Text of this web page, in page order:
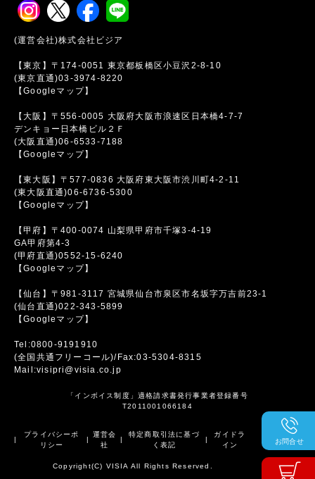
お問合せ
(運営会社)株式会社ビジア
【東京】〒174-0051 東京都板橋区小豆沢2-8-10
(東京直通)03-3974-8220
【Googleマップ】
【大阪】〒556-0005 大阪府大阪市浪速区日本橋4-7-7
デンキョー日本橋ビル２Ｆ
(大阪直通)06-6533-7188
【Googleマップ】
【東大阪】〒577-0836 大阪府東大阪市渋川町4-2-11
(東大阪直通)06-6736-5300
【Googleマップ】
【甲府】〒400-0074 山梨県甲府市千塚3-4-19
GA甲府第4-3
(甲府直通)0552-15-6240
【Googleマップ】
【仙台】〒981-3117 宮城県仙台市泉区市名坂字万吉前23-1
(仙台直通)022-343-5899
【Googleマップ】
Tel:0800-9191910
(全国共通フリーコール)/Fax:03-5304-8315
Mail:visipri@visia.co.jp
「インボイス制度」適格請求書発行事業者登録番号
T2011001066184
|
プライバシーポ
リシー
|
運営会
社
|
特定商取引法に基づ
く表記
|
ガイドラ
イン
Copyright(C) VISIA All Rights Reserved.